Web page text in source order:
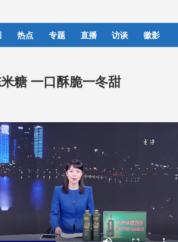
热点 专题 直播 访谈 徽影
糖 一口酥脆一冬甜